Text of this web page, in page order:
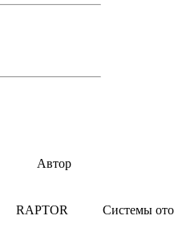
Автор
RAPTOR Системы